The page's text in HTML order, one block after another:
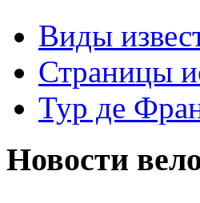
Виды
Страницы
Тур де
Новости